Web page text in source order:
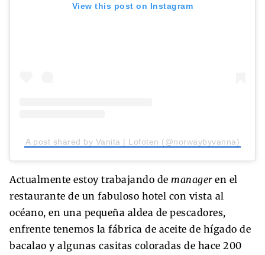
View this post on Instagram
A post shared by Vanita | Lofoten (@norwaybyvanna)
Actualmente estoy trabajando de manageren el
restaurante de un fabuloso hotel con vista al
océano, en una pequeña aldea de pescadores,
enfrente tenemos la fábrica de aceite de hígado de
bacalao y algunas casitas coloradas de hace 200